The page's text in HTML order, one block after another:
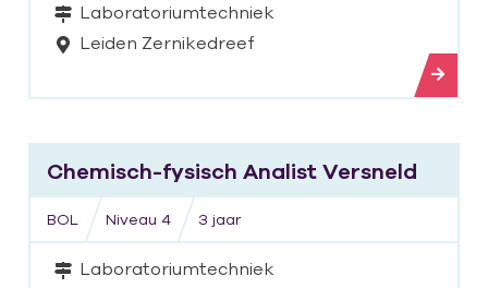
Laboratoriumtechniek
Leiden Zernikedreef
Chemisch-fysisch Analist Versneld
BOL Niveau 4 3 jaar
Laboratoriumtechniek